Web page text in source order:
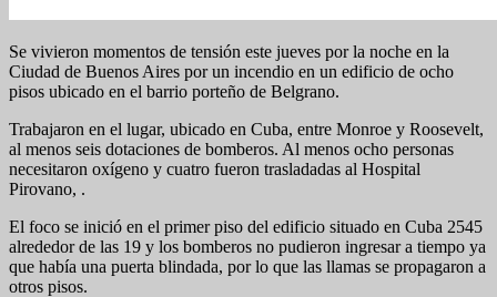
Se vivieron momentos de tensión este jueves por la noche en la
Ciudad de Buenos Aires por un incendio en un edificio de ocho
pisos ubicado en el barrio porteño de Belgrano.
Trabajaron en el lugar, ubicado en Cuba, entre Monroe y Roosevelt,
al menos seis dotaciones de bomberos. Al menos ocho personas
necesitaron oxígeno y cuatro fueron trasladadas al Hospital
Pirovano, .
El foco se inició en el primer piso del edificio situado en Cuba 2545
alrededor de las 19 y los bomberos no pudieron ingresar a tiempo ya
que había una puerta blindada, por lo que las llamas se propagaron a
otros pisos.